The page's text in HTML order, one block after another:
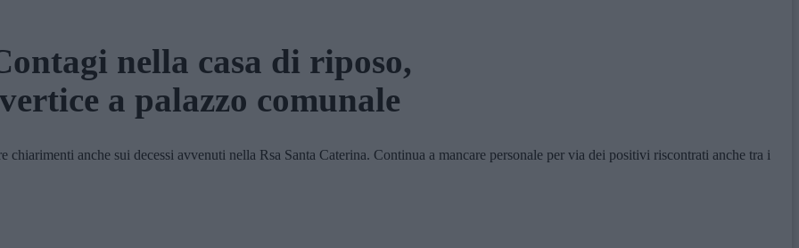
nella casa di riposo,
vertice a palazzo comunale
anche sui decessi avvenuti nella Rsa Santa Caterina. Continua a mancare personale per via dei positivi riscontrati anche tra i